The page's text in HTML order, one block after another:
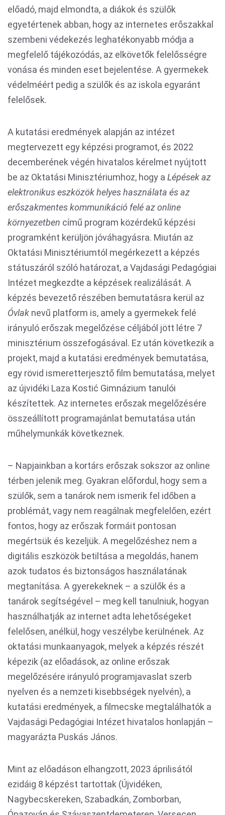
előadó, majd elmondta, a diákok és szülők
egyetértenek abban, hogy az internetes erőszakkal
szembeni védekezés leghatékonyabb módja a
megfelelő tájékozódás, az elkövetők felelősségre
vonása és minden eset bejelentése. A gyermekek
védelméért pedig a szülők és az iskola egyaránt
felelősek.
A kutatási eredmények alapján az intézet
megtervezett egy képzési programot, és 2022
decemberének végén hivatalos kérelmet nyújtott
be az Oktatási Minisztériumhoz, hogy a Lépések az
elektronikus eszközök helyes használata és az
erőszakmentes kommunikáció felé az online
környezetben című program közérdekű képzési
programként kerüljön jóváhagyásra. Miután az
Oktatási Minisztériumtól megérkezett a képzés
státuszáról szóló határozat, a Vajdasági Pedagógiai
Intézet megkezdte a képzések realizálását. A
képzés bevezető részében bemutatásra kerül az
Óvlak nevű platform is, amely a gyermekek felé
irányuló erőszak megelőzése céljából jött létre 7
minisztérium összefogásával. Ez után következik a
projekt, majd a kutatási eredmények bemutatása,
egy rövid ismeretterjesztő film bemutatása, melyet
az újvidéki Laza Kostić Gimnázium tanulói
készítettek. Az internetes erőszak megelőzésére
összeállított programajánlat bemutatása után
műhelymunkák következnek.
– Napjainkban a kortárs erőszak sokszor az online
térben jelenik meg. Gyakran előfordul, hogy sem a
szülők, sem a tanárok nem ismerik fel időben a
problémát, vagy nem reagálnak megfelelően, ezért
fontos, hogy az erőszak formáit pontosan
megértsük és kezeljük. A megelőzéshez nem a
digitális eszközök betiltása a megoldás, hanem
azok tudatos és biztonságos használatának
megtanítása. A gyerekeknek – a szülők és a
tanárok segítségével – meg kell tanulniuk, hogyan
használhatják az internet adta lehetőségeket
felelősen, anélkül, hogy veszélybe kerülnének. Az
oktatási munkaanyagok, melyek a képzés részét
képezik (az előadások, az online erőszak
megelőzésére irányuló programjavaslat szerb
nyelven és a nemzeti kisebbségek nyelvén), a
kutatási eredmények, a filmecske megtalálhatók a
Vajdasági Pedagógiai Intézet hivatalos honlapján –
magyarázta Puskás János.
Mint az előadáson elhangzott, 2023 áprilisától
ezidáig 8 képzést tartottak (Újvidéken,
Nagybecskereken, Szabadkán, Zomborban,